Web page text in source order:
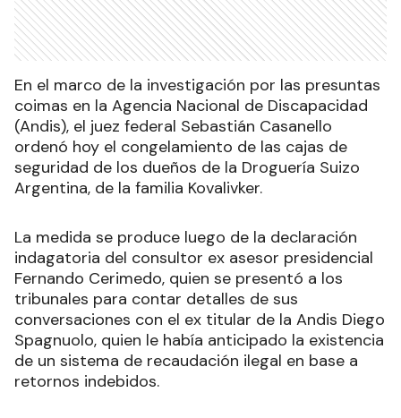
En el marco de la investigación por las presuntas
coimas en la Agencia Nacional de Discapacidad
(Andis), el juez federal Sebastián Casanello
ordenó hoy el congelamiento de las cajas de
seguridad de los dueños de la Droguería Suizo
Argentina, de la familia Kovalivker.
La medida se produce luego de la declaración
indagatoria del consultor ex asesor presidencial
Fernando Cerimedo, quien se presentó a los
tribunales para contar detalles de sus
conversaciones con el ex titular de la Andis Diego
Spagnuolo, quien le había anticipado la existencia
de un sistema de recaudación ilegal en base a
retornos indebidos.